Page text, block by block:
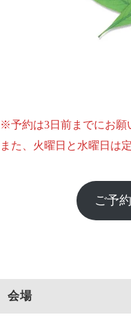
※予約は3日前までにお願
また、火曜日と水曜日は
ご予
会場